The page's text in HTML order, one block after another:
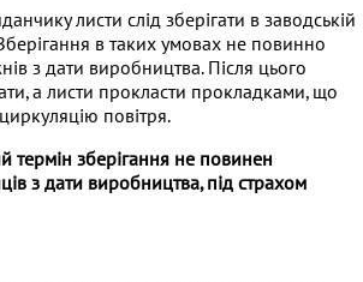
листи слід зберігати в заводській
в таких умовах не повинно
з дати виробництва. Після цього
а листи прокласти прокладками, що
повітря.
термін зберігання не повинен
з дати виробництва, під страхом